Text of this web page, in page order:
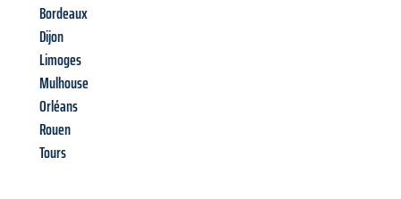
Bordeaux
Dijon
Limoges
Mulhouse
Orléans
Rouen
Tours